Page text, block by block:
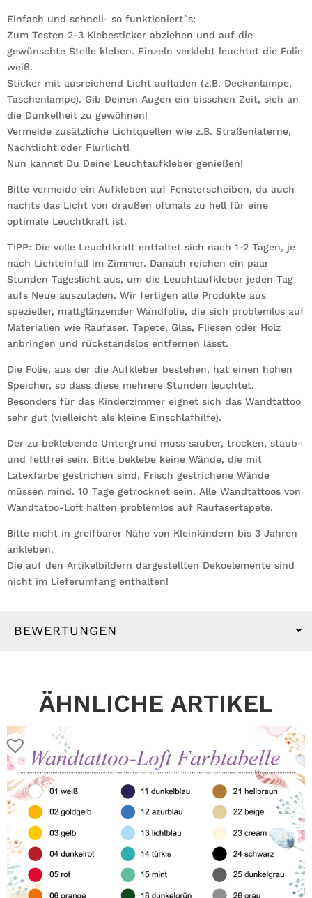
Einfach und schnell- so funktioniert`s:
Zum Testen 2-3 Klebesticker abziehen und auf die
gewünschte Stelle kleben. Einzeln verklebt leuchtet die Folie
weiß.
Sticker mit ausreichend Licht aufladen (z.B. Deckenlampe,
Taschenlampe). Gib Deinen Augen ein bisschen Zeit, sich an
die Dunkelheit zu gewöhnen!
Vermeide zusätzliche Lichtquellen wie z.B. Straßenlaterne,
Nachtlicht oder Flurlicht!
Nun kannst Du Deine Leuchtaufkleber genießen!
Bitte vermeide ein Aufkleben auf Fensterscheiben, da auch
nachts das Licht von draußen oftmals zu hell für eine
optimale Leuchtkraft ist.
TIPP: Die volle Leuchtkraft entfaltet sich nach 1-2 Tagen, je
nach Lichteinfall im Zimmer. Danach reichen ein paar
Stunden Tageslicht aus, um die Leuchtaufkleber jeden Tag
aufs Neue auszuladen. Wir fertigen alle Produkte aus
spezieller, mattglänzender Wandfolie, die sich problemlos auf
Materialien wie Raufaser, Tapete, Glas, Fliesen oder Holz
anbringen und rückstandslos entfernen lässt.
Die Folie, aus der die Aufkleber bestehen, hat einen hohen
Speicher, so dass diese mehrere Stunden leuchtet.
Besonders für das Kinderzimmer eignet sich das Wandtattoo
sehr gut (vielleicht als kleine Einschlafhilfe).
Der zu beklebende Untergrund muss sauber, trocken, staub-
und fettfrei sein. Bitte beklebe keine Wände, die mit
Latexfarbe gestrichen sind. Frisch gestrichene Wände
müssen mind. 10 Tage getrocknet sein. Alle Wandtattoos von
Wandtatoo-Loft halten problemlos auf Raufasertapete.
Bitte nicht in greifbarer Nähe von Kleinkindern bis 3 Jahren
ankleben.
Die auf den Artikelbildern dargestellten Dekoelemente sind
nicht im Lieferumfang enthalten!
BEWERTUNGEN
ÄHNLICHE ARTIKEL